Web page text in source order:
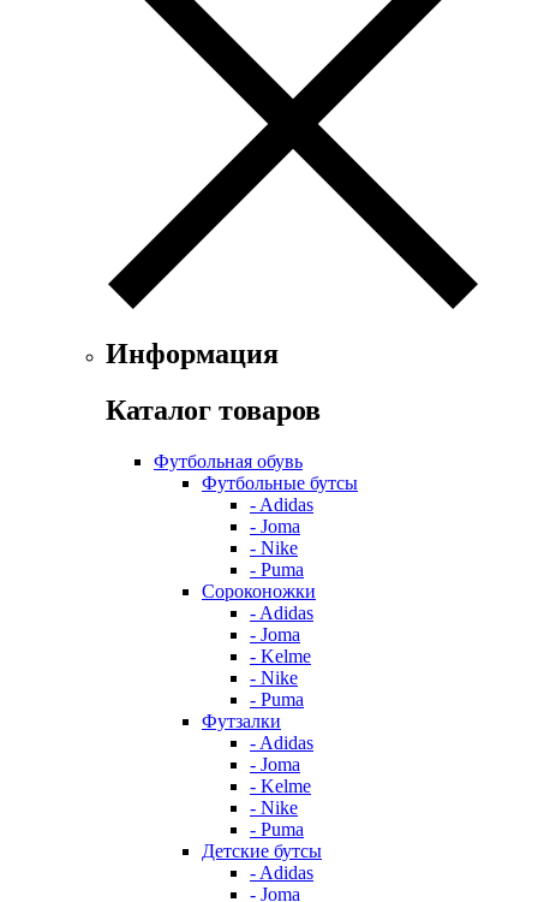
Информация
Каталог товаров
Футбольная обувь
Футбольные бутсы
- Adidas
- Joma
- Nike
- Puma
Сороконожки
- Adidas
- Joma
- Kelme
- Nike
- Puma
Футзалки
- Adidas
- Joma
- Kelme
- Nike
- Puma
Детские бутсы
- Adidas
- Joma